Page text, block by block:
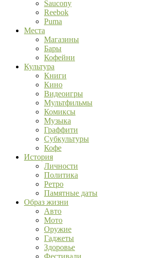
Saucony
Reebok
Puma
Места
Магазины
Бары
Кофейни
Культура
Книги
Кино
Видеоигры
Мультфильмы
Комиксы
Музыка
Граффити
Субкультуры
Кофе
История
Личности
Политика
Ретро
Памятные даты
Образ жизни
Авто
Мото
Оружие
Гаджеты
Здоровье
Фестивали